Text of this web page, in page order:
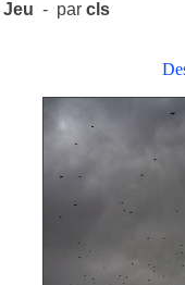
Jeu - parcls